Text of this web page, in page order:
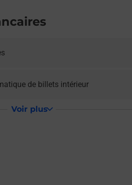
de billets intérieur
Voir plus